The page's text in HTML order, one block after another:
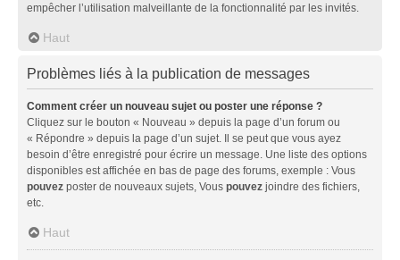
empêcher l’utilisation malveillante de la fonctionnalité par les invités.
Haut
Problèmes liés à la publication de messages
Comment créer un nouveau sujet ou poster une réponse ?
Cliquez sur le bouton « Nouveau » depuis la page d’un forum ou
« Répondre » depuis la page d’un sujet. Il se peut que vous ayez
besoin d’être enregistré pour écrire un message. Une liste des options
disponibles est affichée en bas de page des forums, exemple : Vous
pouvez poster de nouveaux sujets, Vous pouvez joindre des fichiers,
etc.
Haut